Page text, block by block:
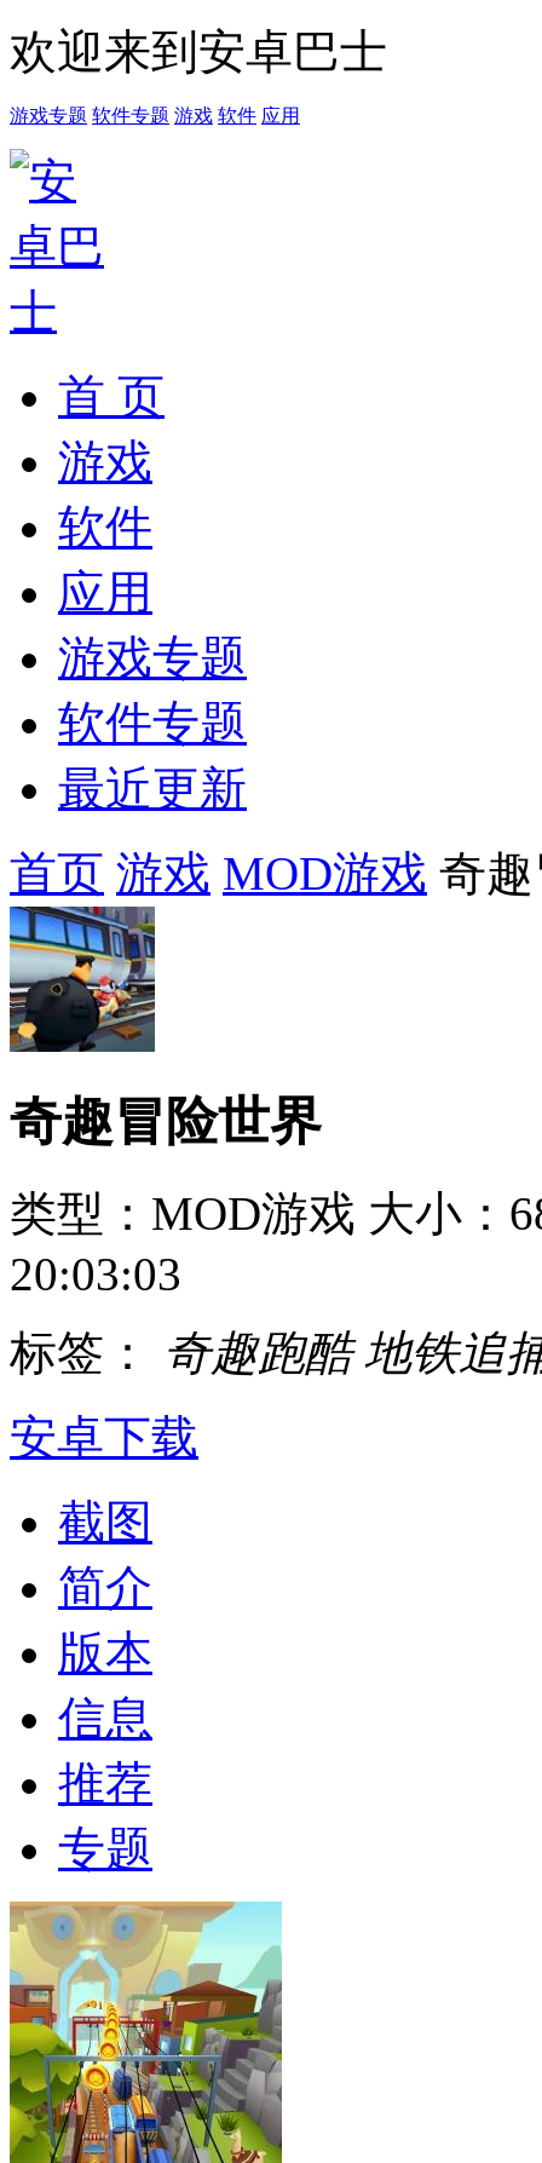
欢迎来到安卓巴士
游戏专题 软件专题 游戏 软件 应用
首 页
游戏
软件
应用
游戏专题
软件专题
最近更新
首页 游戏 MOD游戏 奇
奇趣冒险世界
类型：MOD游戏 大小：
20:03:03
标签： 奇趣跑酷 地铁追
安卓下载
截图
简介
版本
信息
推荐
专题